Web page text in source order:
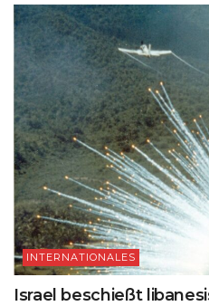
INTERNATIONALES
Israel beschießt